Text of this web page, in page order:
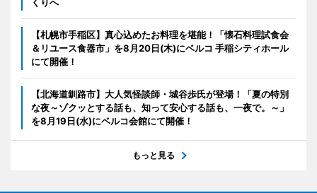
【札幌市手稲区】真心込めたお料理を堪能！「懐石料理試食会
＆リユース食器市」を8月20日(木)にベルコ 手稲シティホール
にて開催！
【北海道釧路市】大人気怪談師・城谷歩氏が登場！「夏の特別
な夜～ゾクッとする話も、知って安心する話も、一夜で。～」
を8月19日(水)にベルコ会館にて開催！
もっと見る